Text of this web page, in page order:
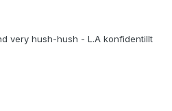
very hush-hush - L.A konfidentillt